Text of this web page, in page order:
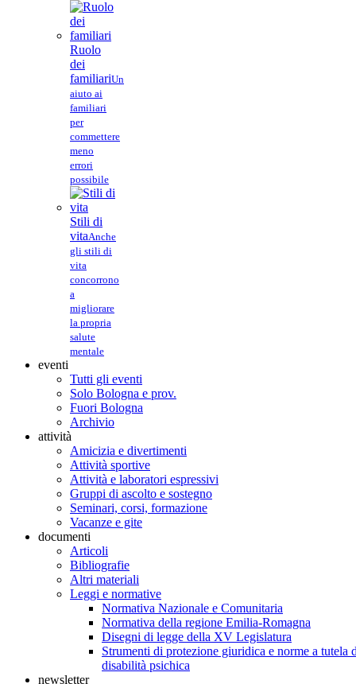
Ruolo
dei
familiariUn
aiuto ai
familiari
per
commettere
meno
errori
possibile
Stili di
vitaAnche
gli stili di
vita
concorrono
a
migliorare
la propria
salute
mentale
eventi
Tutti gli eventi
Solo Bologna e prov.
Fuori Bologna
Archivio
attività
Amicizia e divertimenti
Attività sportive
Attività e laboratori espressivi
Gruppi di ascolto e sostegno
Seminari, corsi, formazione
Vacanze e gite
documenti
Articoli
Bibliografie
Altri materiali
Leggi e normative
Normativa Nazionale e Comunitaria
Normativa della regione Emilia-Romagna
Disegni di legge della XV Legislatura
Strumenti di protezione giuridica e norme a tutela
disabilità psichica
newsletter